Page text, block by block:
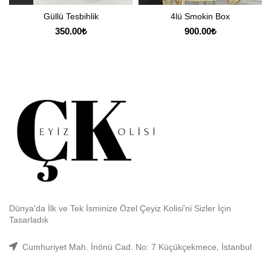
Güllü Tesbihlik
350.00₺
4lü Smokin Box
900.00₺
Dünya'da İlk ve Tek İsminize Özel Çeyiz Kolisi'ni Sizler İçin
Tasarladık
Cumhuriyet Mah. İnönü Cad. No: 7 Küçükçekmece, İstanbul